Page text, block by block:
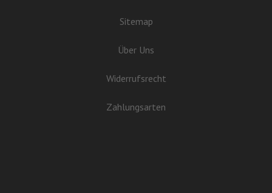
Sitemap
Über Uns
Widerrufsrecht
Zahlungsarten